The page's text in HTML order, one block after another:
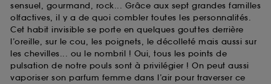
sensuel, gourmand, rock... Grâce aux sept grandes familles
olfactives, il y a de quoi combler toutes les personnalités.
Cet habit invisible se porte en quelques gouttes derrière
l’oreille, sur le cou, les poignets, le décolleté mais aussi sur
les chevilles... ou le nombril ! Oui, tous les points de
pulsation de notre pouls sont à privilégier ! On peut aussi
vaporiser son parfum femme dans l’air pour traverser ce